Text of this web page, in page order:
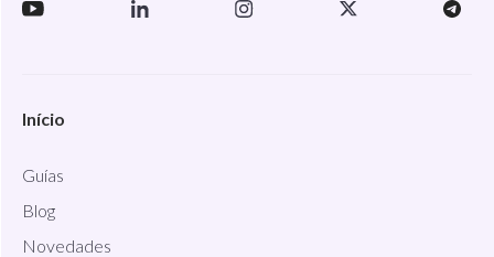
Início
Guías
Blog
Novedades